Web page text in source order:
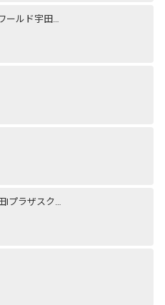
TIME SHARING 渋谷ワールド宇田川ビル